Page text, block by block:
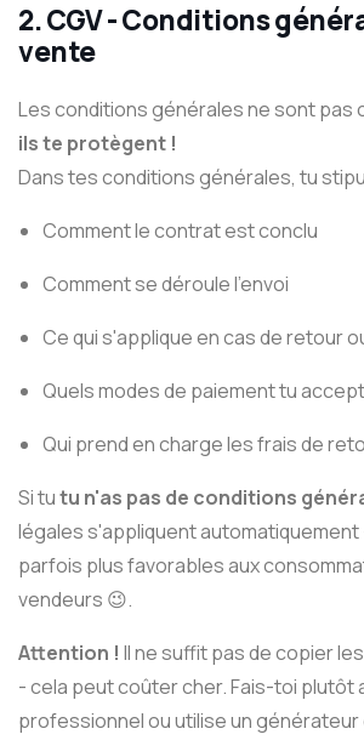
2.CGV - Conditions
vente
Les conditions générales ne sont pas
ils te protègent !
Dans tes conditions générales, tu
Comment le contrat est conclu
Comment se déroule l'envoi
Ce qui s'applique en cas de retour
Quels modes de paiement tu
Qui prend en charge les frais de
Si tutu n'as pas de conditions
légales s'appliquent
parfois plus favorables aux
vendeurs 😉.
Attention ! Il ne suffit pas de copier
- cela peut coûter cher. Fais-toi plutôt
professionnel ou utilise un générateur